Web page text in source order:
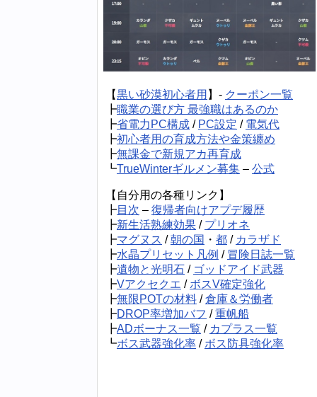
【黒い砂漠初心者用 】- クーポン一覧
┣職業の選び方 最強職はあるのか
┣省電力PC構成 / PC設定 / 電気代
┣初心者用の育成方法や金策纏め
┣無課金で新規アカ再育成
┗TrueWinterギルメン募集 – 公式
【自分用の各種リンク】
┣目次 – 復帰者向けアプデ履歴
┣新生活熟練効果 / プリオネ
┣マグヌス /朝の国 ・ 都 / カラザド
┣水晶プリセット凡例 / 冒険日誌一覧
┣遺物と光明石 / ゴッドアイド武器
┣Vアクセクエ / ボスV確定強化
┣無限POTの材料 /倉庫＆労働者
┣DROP率増加バフ /重帆船
┣ADボーナス一覧 / カプラス一覧
┗ボス武器強化率 / ボス防具強化率